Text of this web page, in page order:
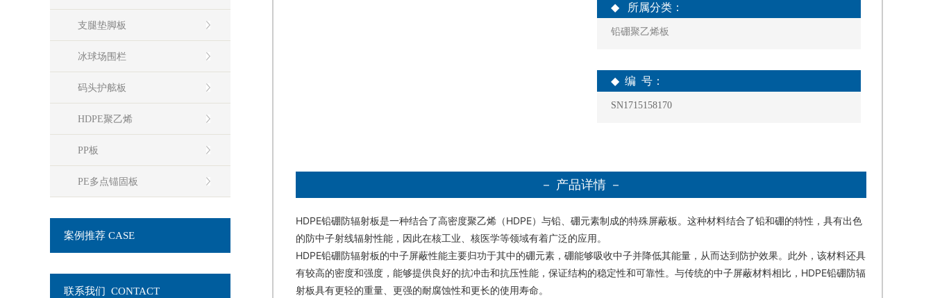
支腿垫脚板
冰球场围栏
码头护舷板
HDPE聚乙烯
PP板
PE多点锚固板
案例推荐 CASE
联系我们 CONTACT
◆ 所属分类：
铅硼聚乙烯板
◆ 编 号：
SN1715158170
－ 产品详情 －
HDPE铅硼防辐射板是一种结合了高密度聚乙烯（HDPE）与铅、硼元素制成的特殊屏蔽板。这种材料结合了铅和硼的特性，具有出色
的防中子射线辐射性能，因此在核工业、核医学等领域有着广泛的应用。
HDPE铅硼防辐射板的中子屏蔽性能主要归功于其中的硼元素，硼能够吸收中子并降低其能量，从而达到防护效果。此外，该材料还具
有较高的密度和强度，能够提供良好的抗冲击和抗压性能，保证结构的稳定性和可靠性。与传统的中子屏蔽材料相比，HDPE铅硼防辐
射板具有更轻的重量、更强的耐腐蚀性和更长的使用寿命。